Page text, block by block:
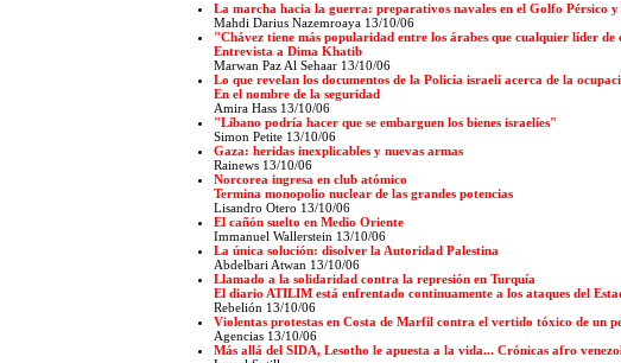
La marcha hacia la guerra: preparativos navales en el Golfo Pérsico
Mahdi Darius Nazemroaya 13/10/06
"Chávez tiene más popularidad entre los árabes que cualquier líder
Entrevista a Dima Khatib
Marwan Paz Al Sehaar 13/10/06
Lo que revelan los documentos de la Policía israelí acerca de la
En el nombre de la seguridad
Amira Hass 13/10/06
"Líbano podría hacer que se embarguen los bienes israelíes"
Simon Petite 13/10/06
Gaza: heridas inexplicables y nuevas armas
Rainews 13/10/06
Norcorea ingresa en club atómico
Termina monopolio nuclear de las grandes potencias
Lisandro Otero 13/10/06
El cañón suelto en Medio Oriente
Immanuel Wallerstein 13/10/06
La única solución: disolver la Autoridad Palestina
Abdelbari Atwan 13/10/06
Llamado a la solidaridad contra la represión en Turquía
El diario ATILIM está enfrentado continuamente a los ataques del
Rebelión 13/10/06
Violentas protestas en Costa de Marfil contra el vertido tóxico de un
Agencias 13/10/06
Más allá del SIDA, Lesotho le apuesta a la vida... Crónicas afro